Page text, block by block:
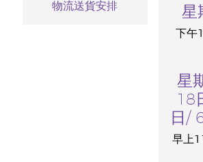
物流送貨安排
星
下
星
日/
早上